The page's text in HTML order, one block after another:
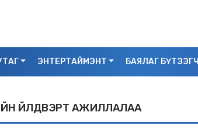
ЭНТЕРТАЙМЭНТ БАЯЛАГ БҮТЭЭГЧ
ҮЙЛДВЭРТ АЖИЛЛАЛАА